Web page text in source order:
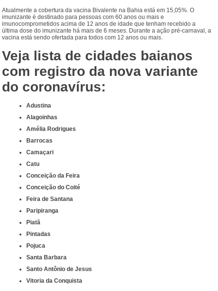
Atualmente a cobertura da vacina Bivalente na Bahia está em 15,05%. O
imunizante é destinado para pessoas com 60 anos ou mais e
imunocomprometidos acima de 12 anos de idade que tenham recebido a
última dose do imunizante há mais de 6 meses. Durante a ação pré-carnaval, a
vacina está sendo ofertada para todos com 12 anos ou mais.
Veja lista de cidades baianos
com registro da nova variante
do coronavírus:
Adustina
Alagoinhas
Amélia Rodrigues
Barrocas
Camaçari
Catu
Conceição da Feira
Conceição do Coité
Feira de Santana
Paripiranga
Piatã
Pintadas
Pojuca
Santa Barbara
Santo Antônio de Jesus
Vitoria da Conquista